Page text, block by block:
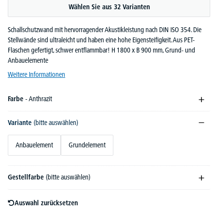
Wählen Sie aus 32 Varianten
Schallschutzwand mit hervorragender Akustikleistung nach DIN ISO 354. Die
Stellwände sind ultraleicht und haben eine hohe Eigensteifigkeit. Aus PET-
Flaschen gefertigt, schwer entflammbar! H 1800 x B 900 mm, Grund- und
Anbauelemente
Weitere Informationen
Farbe - Anthrazit
Variante (bitte auswählen)
Anbauelement Grundelement
Gestellfarbe (bitte auswählen)
Auswahl zurücksetzen